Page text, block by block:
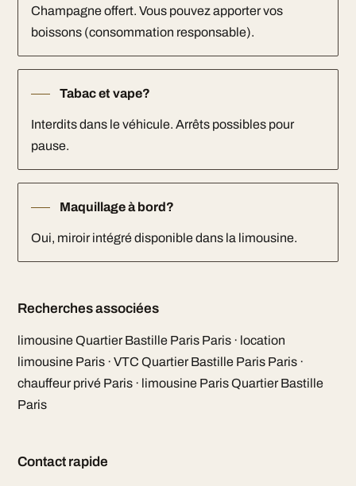
Champagne offert. Vous pouvez apporter vos
boissons (consommation responsable).
Tabac et vape?
Interdits dans le véhicule. Arrêts possibles pour
pause.
Maquillage à bord?
Oui, miroir intégré disponible dans la limousine.
Recherches associées
limousine Quartier Bastille Paris Paris · location
limousine Paris · VTC Quartier Bastille Paris Paris ·
chauffeur privé Paris · limousine Paris Quartier Bastille
Paris
Contact rapide